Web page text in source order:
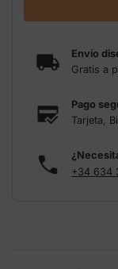
Envío
Gratis a
Pago
Tarjeta,
+34 634